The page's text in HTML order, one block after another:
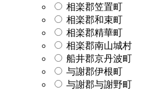
相楽郡笠置町
相楽郡和束町
相楽郡精華町
相楽郡南山城村
船井郡京丹波町
与謝郡伊根町
与謝郡与謝野町